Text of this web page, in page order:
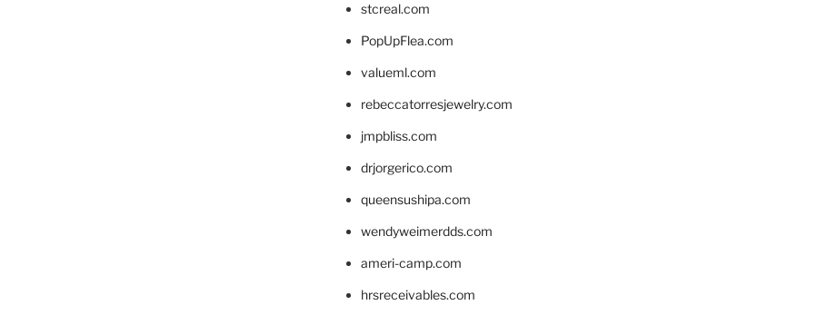
stcreal.com
PopUpFlea.com
valueml.com
rebeccatorresjewelry.com
jmpbliss.com
drjorgerico.com
queensushipa.com
wendyweimerdds.com
ameri-camp.com
hrsreceivables.com